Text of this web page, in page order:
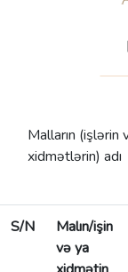
Malların (işlərin
xidmətlərin) adı
S/N
Malın/işin
və ya